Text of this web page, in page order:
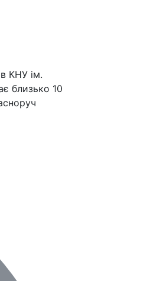
КНУ ім.
близько 10